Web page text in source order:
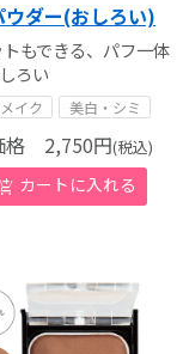
ウダー(おしろい)
トもできる、パフ一体
ろい
イク 美白・シミ
格 2,750円(税込)